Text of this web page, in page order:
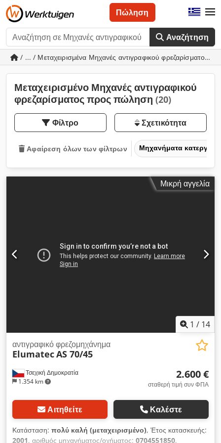
Αναζήτηση
Πώληση
/ ... / Μεταχειρισμένα Μηχανές αντιγραφικού φρεζαρίσματος
Μεταχειρισμένο Μηχανές αντιγραφικού
φρεζαρίσματος προς πώληση (20)
Φίλτρο Σχετικότητα
Αφαίρεση όλων των φίλτρων Μηχανήματα
Μικρή αγγελία
1 / 14
Τσεχική Δημοκρατία
1.354 km
αντιγραφικό φρεζομηχάνημα
ElumatecAS 70/45
2.600 €
σταθερή τιμή συν ΦΠΑ
Αιτηθείτε Καλέστε
Κατάσταση: πολύ καλή (μεταχειρισμένο), Έτος κατασκευής:
2001, αριθμός μηχανήματος/οχήματος: 0704551850,